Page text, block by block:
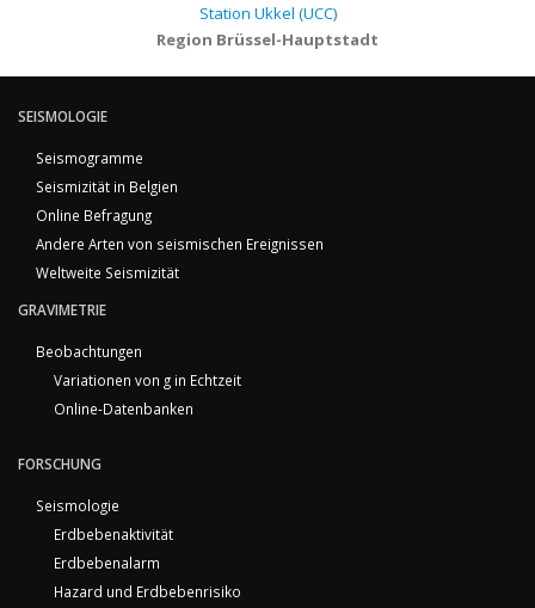
Station Ukkel (UCC)
Region Brüssel-Hauptstadt
SEISMOLOGIE
Seismogramme
Seismizität in Belgien
Online Befragung
Andere Arten von seismischen Ereignissen
Weltweite Seismizität
GRAVIMETRIE
Beobachtungen
Variationen von g in Echtzeit
Online-Datenbanken
FORSCHUNG
Seismologie
Erdbebenaktivität
Erdbebenalarm
Hazard und Erdbebenrisiko